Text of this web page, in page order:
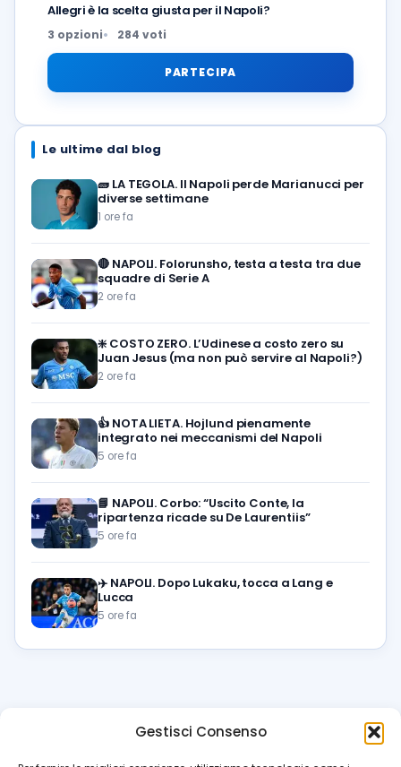
Gestisci Consenso
Allegri è la scelta giusta per il Napoli?
3 opzioni 284 voti
PARTECIPA
Le ultime dal blog
🧱 LA TEGOLA. Il Napoli perde Marianucci per
diverse settimane
1 ore fa
🔴 NAPOLI. Folorunsho, testa a testa tra due
squadre di Serie A
2 ore fa
❇️ COSTO ZERO. L’Udinese a costo zero su
Juan Jesus (ma non può servire al Napoli?)
2 ore fa
👍 NOTA LIETA. Hojlund pienamente
integrato nei meccanismi del Napoli
5 ore fa
📘 NAPOLI. Corbo: “Uscito Conte, la
ripartenza ricade su De Laurentiis”
5 ore fa
✈️ NAPOLI. Dopo Lukaku, tocca a Lang e
Lucca
5 ore fa
azzurrissimo.it